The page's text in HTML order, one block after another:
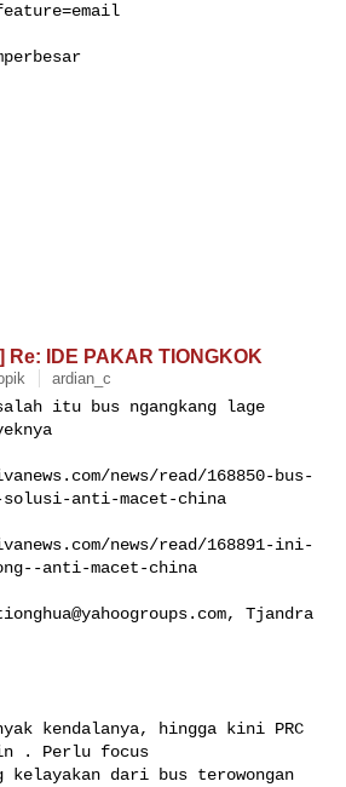
IDE PAKAR TIONGKOK
ardian_c
itu bus ngangkang lage
news/read/168850-bus-
solusi-anti-macet-china
news/read/168891-ini-
anti-macet-china
, Tjandra
kendalanya, hingga kini PRC
. Perlu focus
kelayakan dari bus terowongan